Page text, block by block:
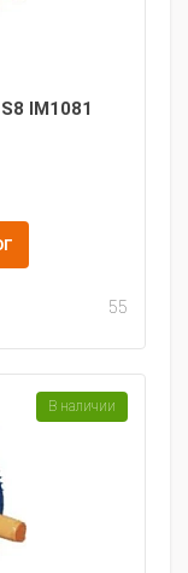
IM1081
55
В наличии